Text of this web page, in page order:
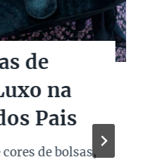
de
na
Pais
de bolsas,